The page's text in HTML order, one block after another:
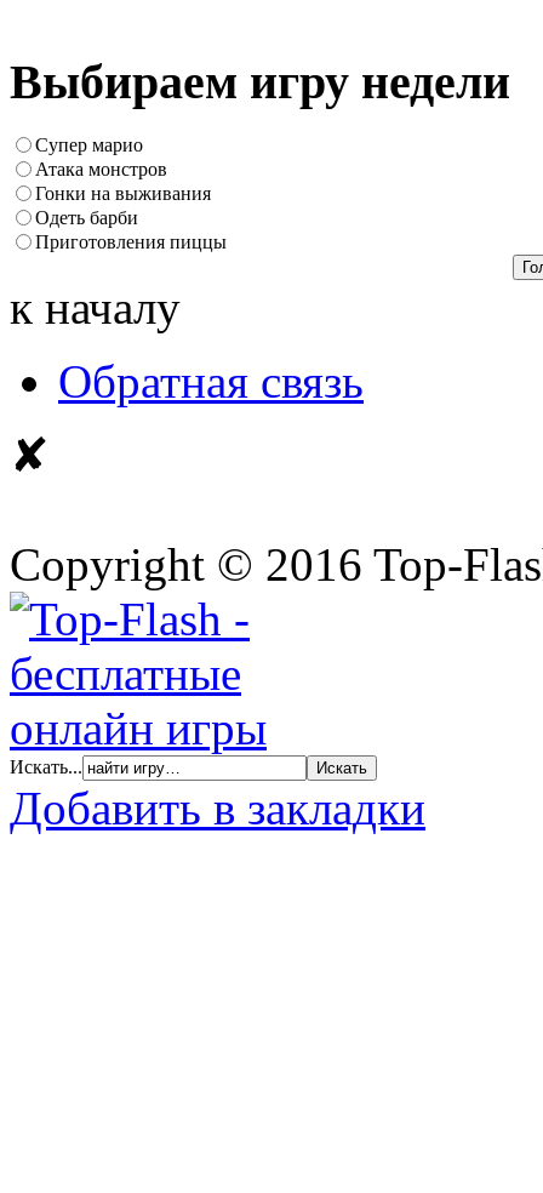
Выбираем игру недели
Супер марио
Атака монстров
Гонки на выживания
Одеть барби
Приготовления пиццы
к началу
Обратная связь
✘
Copyright © 2016 Top-
Искать...
Добавить в закладки